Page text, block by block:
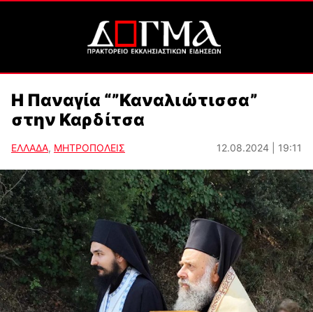
Η Παναγία “”Καναλιώτισσα”
στην Καρδίτσα
ΕΛΛΑΔΑ, ΜΗΤΡΟΠΟΛΕΙΣ 12.08.2024 | 19:11